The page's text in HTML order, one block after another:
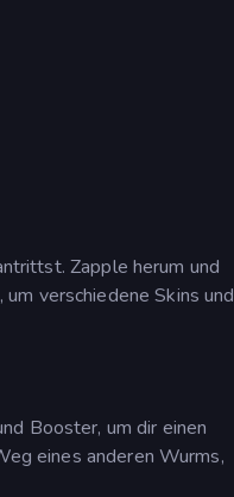
Zapple herum und
verschiedene Skins und
Booster, um dir einen
eines anderen Wurms,